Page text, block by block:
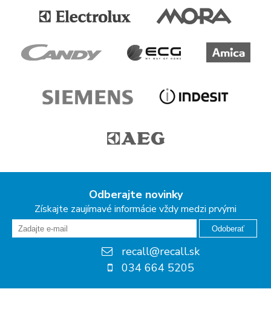
Odberajte novinky
Získajte zaujímavé informácie vždy medzi prvými
Odoberať
recall@recall.sk
034 664 5205